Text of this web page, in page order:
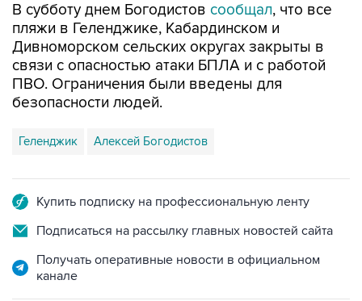
В субботу днем Богодистов сообщал, что все
пляжи в Геленджике, Кабардинском и
Дивноморском сельских округах закрыты в
связи с опасностью атаки БПЛА и с работой
ПВО. Ограничения были введены для
безопасности людей.
Геленджик Алексей Богодистов
Купить подписку на профессиональную ленту
Подписаться на рассылку главных новостей сайта
Получать оперативные новости в официальном
канале